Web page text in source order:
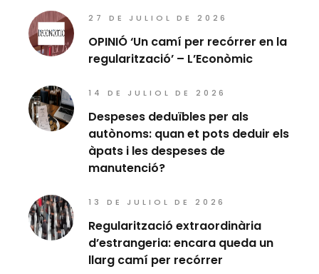
27 DE JULIOL DE 2026
OPINIÓ ‘Un camí per recórrer en la
regularització’ – L’Econòmic
14 DE JULIOL DE 2026
Despeses deduïbles per als
autònoms: quan et pots deduir els
àpats i les despeses de
manutenció?
13 DE JULIOL DE 2026
Regularització extraordinària
d’estrangeria: encara queda un
llarg camí per recórrer